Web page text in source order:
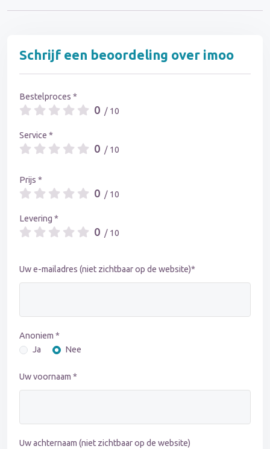
Schrijf een beoordeling over imoo
Bestelproces *
0 / 10
Service *
0 / 10
Prijs *
0 / 10
Levering *
0 / 10
Uw e-mailadres (niet zichtbaar op de website)*
Anoniem *
Ja
Nee
Uw voornaam *
Uw achternaam (niet zichtbaar op de website)